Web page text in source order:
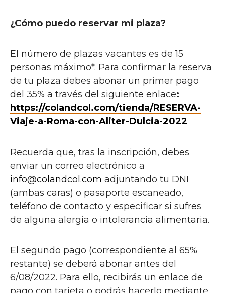
¿Cómo puedo reservar mi plaza?
El número de plazas vacantes es de 15
personas máximo*. Para confirmar la reserva
de tu plaza debes abonar un primer pago
del 35% a través del siguiente enlace:
https://colandcol.com/tienda/RESERVA-
Viaje-a-Roma-con-Aliter-Dulcia-2022
Recuerda que, tras la inscripción, debes
enviar un correo electrónico a
info@colandcol.com adjuntando tu DNI
(ambas caras) o pasaporte escaneado,
teléfono de contacto y especificar si sufres
de alguna alergia o intolerancia alimentaria.
El segundo pago (correspondiente al 65%
restante) se deberá abonar antes del
6/08/2022. Para ello, recibirás un enlace de
pago con tarjeta o podrás hacerlo mediante